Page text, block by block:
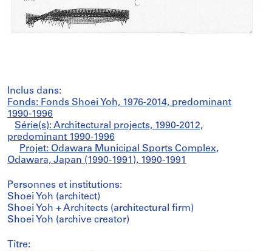
Inclus dans:
Fonds: Fonds Shoei Yoh, 1976-2014, predominant
1990-1996
Série(s): Architectural projects, 1990-2012,
predominant 1990-1996
Projet: Odawara Municipal Sports Complex,
Odawara, Japan (1990-1991), 1990-1991
Personnes et institutions:
Shoei Yoh (architect)
Shoei Yoh + Architects (architectural firm)
Shoei Yoh (archive creator)
Titre: